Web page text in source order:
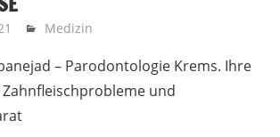
Marko
Medizin
– Parodontologie Krems. Ihre
und